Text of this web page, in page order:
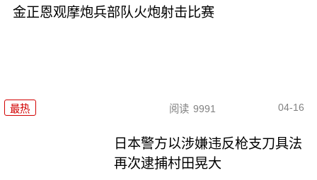
金正恩观摩炮兵部队火炮射击比赛
最热 阅读 9991 04-16
日本警方以涉嫌违反枪支刀具法
再次逮捕村田晃大